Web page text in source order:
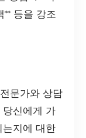
** 등을 강조
문가와 상담
당신에게 가
는지에 대한